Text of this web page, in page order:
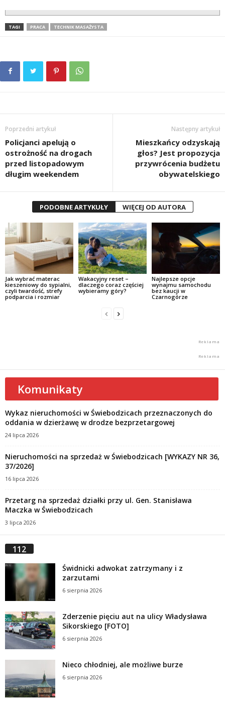
TAGI PRACA TECHNIK MASAŻYSTA
Poprzedni artykuł
Policjanci apelują o
ostrożność na drogach
przed listopadowym
długim weekendem
Następny artykuł
Mieszkańcy odzyskają
głos? Jest propozycja
przywrócenia budżetu
obywatelskiego
PODOBNE ARTYKUŁY WIĘCEJ OD AUTORA
Jak wybrać materac
kieszeniowy do sypialni,
czyli twardość, strefy
podparcia i rozmiar
Wakacyjny reset –
dlaczego coraz częściej
wybieramy góry?
Najlepsze opcje
wynajmu samochodu
bez kaucji w
Czarnogórze
Komunikaty
Wykaz nieruchomości w Świebodzicach przeznaczonych do
oddania w dzierżawę w drodze bezprzetargowej
24 lipca 2026
Nieruchomości na sprzedaż w Świebodzicach [WYKAZY NR 36,
37/2026]
16 lipca 2026
Przetarg na sprzedaż działki przy ul. Gen. Stanisława
Maczka w Świebodzicach
3 lipca 2026
112
Świdnicki adwokat zatrzymany i z
zarzutami
6 sierpnia 2026
Zderzenie pięciu aut na ulicy Władysława
Sikorskiego [FOTO]
6 sierpnia 2026
Nieco chłodniej, ale możliwe burze
6 sierpnia 2026